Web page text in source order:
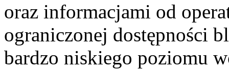
oraz informacjami od
ograniczonej dostępności
bardzo niskiego poziomu